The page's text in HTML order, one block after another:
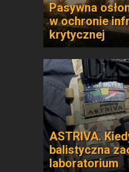
Pasywna
w ochronie
krytycznej
ASTRIVA.
balistyczna
laboratorium